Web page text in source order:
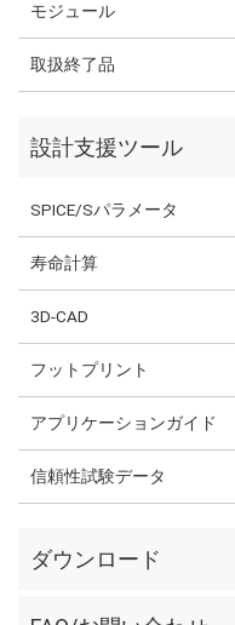
モジュール
取扱終了品
設計支援ツール
SPICE/Sパラメータ
寿命計算
3D-CAD
フットプリント
アプリケーションガイド
信頼性試験データ
ダウンロード